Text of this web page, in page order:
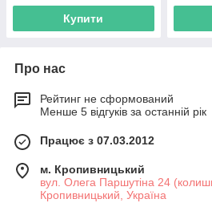
Купити
Про нас
Рейтинг не сформований
Менше 5 відгуків за останній рік
Працює з 07.03.2012
м. Кропивницький
вул. Олега Паршутіна 24
Кропивницький, Україна